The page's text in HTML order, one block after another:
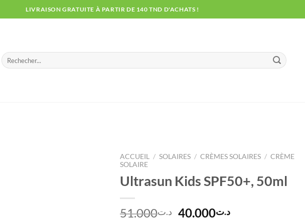
LIVRAISON GRATUITE À PARTIR DE 140 TND D'ACHATS !
Recherche
pour :
ACCUEIL / SOLAIRES / CRÈMES SOLAIRES / CRÈME
SOLAIRE
Ultrasun Kids SPF50+, 50ml
د.ت51.000
Le
د.ت40.000
Le